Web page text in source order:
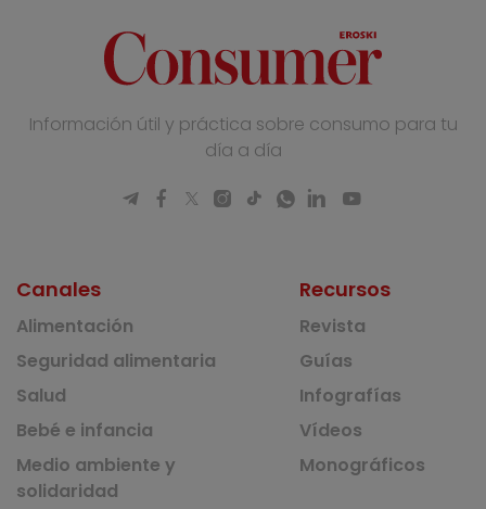
Información útil y práctica sobre consumo para tu
día a día
Canales
Alimentación
Seguridad alimentaria
Salud
Bebé e infancia
Medio ambiente y
solidaridad
Recursos
Revista
Guías
Infografías
Vídeos
Monográficos